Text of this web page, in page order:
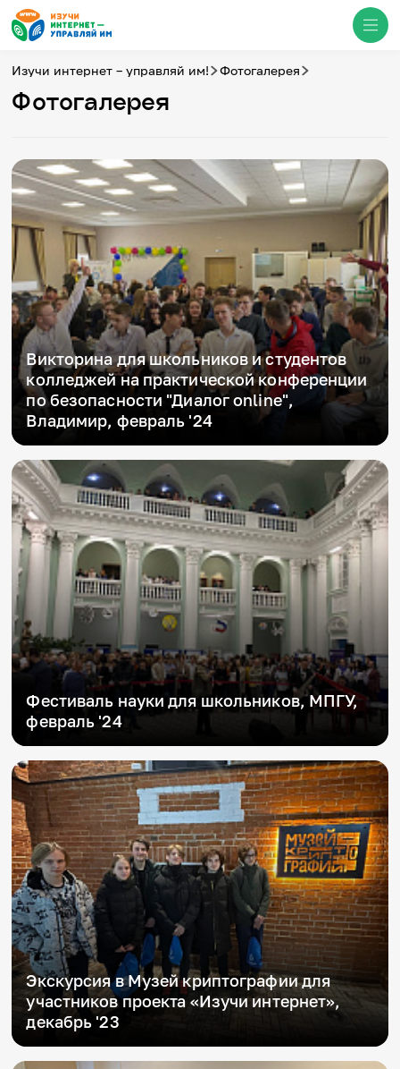
О проекте
Новости
Фотогалерея
Видео
Инфографики
Презентации
Кибершкола
Итоги событий
Личный кабинет
English
События
Итоги событий
Игры и тренажеры
Игра «Знания»
Знания в тестах
Викторина
Словарь
Настолка
Памятки
Комиксы
Стихи
Педагогам
Школа наставников
IT-урок
Методика
Секреты кода
Незрячим
English
Регистрация Вход
Задать вопрос
Изучи интернет – управляй им! Фотогалерея
Фотогалерея
Викторина для школьников и студентов
колледжей на практической конференции
по безопасности "Диалог online",
Владимир, февраль '24
Фестиваль науки для школьников, МПГУ,
февраль '24
Экскурсия в Музей криптографии для
участников проекта «Изучи интернет»,
декабрь '23